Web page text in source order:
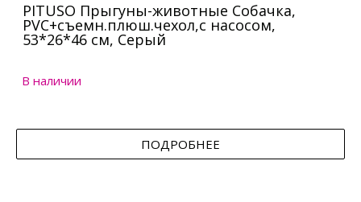
PITUSO Прыгуны-животные Собачка,
PVC+съемн.плюш.чехол,с насосом,
53*26*46 см, Серый
В наличии
ПОДРОБНЕЕ